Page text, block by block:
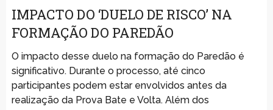
IMPACTO DO ‘DUELO DE RISCO’ NA
FORMAÇÃO DO PAREDÃO
O impacto desse duelo na formação do Paredão é
significativo. Durante o processo, até cinco
participantes podem estar envolvidos antes da
realização da Prova Bate e Volta. Além dos